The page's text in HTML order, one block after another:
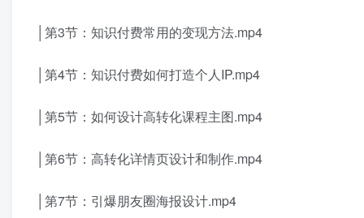
│第3节：知识付费常用的变现方法.mp4
│第4节：知识付费如何打造个人IP.mp4
│第5节：如何设计高转化课程主图.mp4
│第6节：高转化详情页设计和制作.mp4
│第7节：引爆朋友圈海报设计.mp4